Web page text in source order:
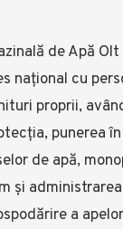
de Apă
național cu
proprii,
punerea
de apă,
și
a